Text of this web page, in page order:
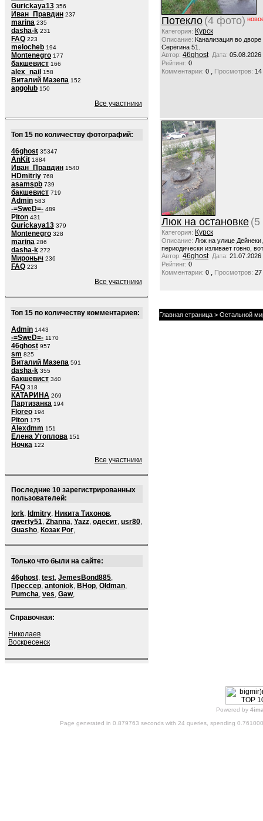
Gurickaya13 356
Иван_Правдин 237
marina 235
dasha-k 231
FAQ 223
melocheb 194
Montenegro 177
бакшевист 166
alex_nail 158
Виталий Мазепа 152
apgolub 150
Все участники
Топ 15 по количеству фотографий:
46ghost 35347
AnKit 1884
Иван_Правдин 1540
HDmitriy 768
asamspb 739
бакшевист 719
Admin 583
-=SweD=- 489
Piton 431
Gurickaya13 379
Montenegro 328
marina 286
dasha-k 272
Мироныч 236
FAQ 223
Все участники
Топ 15 по количеству комментариев:
Admin 1443
-=SweD=- 1170
46ghost 957
sm 825
Виталий Мазепа 591
dasha-k 355
бакшевист 340
FAQ 318
КАТАРИНА 269
Партизанка 194
Floreo 194
Piton 175
Alexdmm 151
Елена Утоплова 151
Ночка 122
Все участники
Последние 10 зарегистрированных
пользователей:
lork, ldmitry, Никита Тихонов,
qwerty51, Zhanna, Yazz, одесит, usr80,
Guasho, Козак Рог,
Только что были на сайте:
46ghost, test, JemesBond885,
Прессер, antoniok, BHop, Oldman,
Pumcha, ves, Gaw,
Справочная:
Николаев
Воскресенск
Потекло (4 фото)
Категория: Курск
Описание: Канализация во
Серёгина 51.
Автор: 46ghost Дата: 05.08.2026
Рейтинг: 0
Комментарии: 0 , Просмотров: 14
Люк на остановке (5
Категория: Курск
Описание: Люк на улице
периодически изливает говно,
Автор: 46ghost Дата: 21.07.2026
Рейтинг: 0
Комментарии: 0 , Просмотров: 27
Главная страница > Остальной
Powered by
Page generated in 0.879763 seconds with 24 queries, spending